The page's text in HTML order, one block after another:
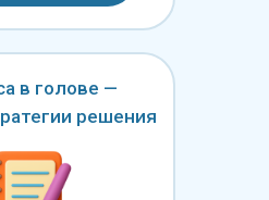
в голове —
решения